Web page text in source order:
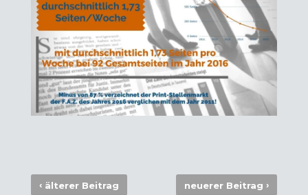
‹älterer Beitrag neuerer Beitrag›